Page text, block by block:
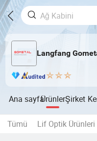
Langfang
Ana sayfaÜrünlerŞirket
Tümü Lif Optik Ürünleri